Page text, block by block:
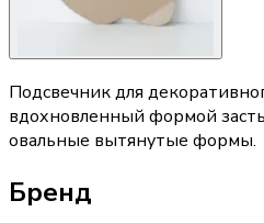
Подсвечник для
вдохновленный формой
овальные вытянутые формы.
Бренд